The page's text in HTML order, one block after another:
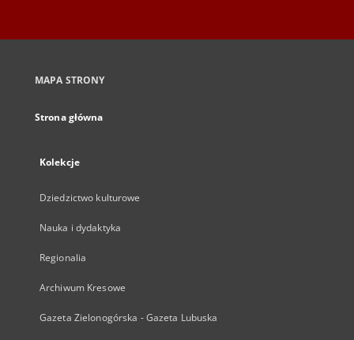
MAPA STRONY
Strona główna
Kolekcje
Dziedzictwo kulturowe
Nauka i dydaktyka
Regionalia
Archiwum Kresowe
Gazeta Zielonogórska - Gazeta Lubuska